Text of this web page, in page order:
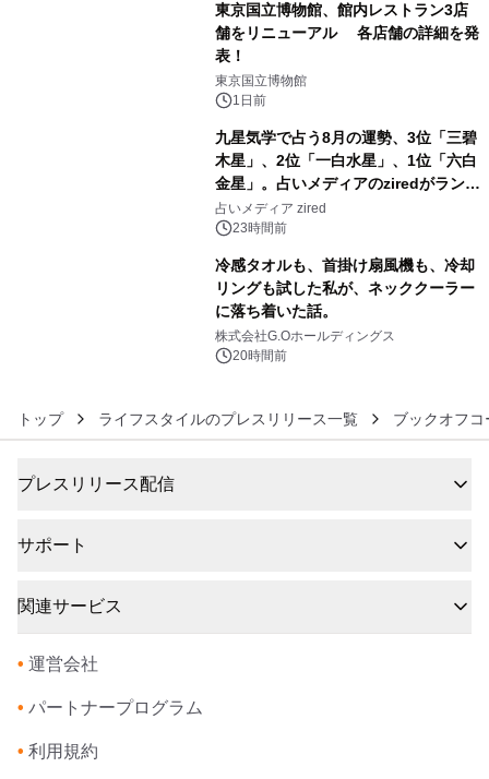
東京国立博物館、館内レストラン3店
舗をリニューアル 各店舗の詳細を発
表！
東京国立博物館
1日前
九星気学で占う8月の運勢、3位「三碧
木星」、2位「一白水星」、1位「六白
金星」。占いメディアのziredがランキ
ングを発表
占いメディア zired
23時間前
冷感タオルも、首掛け扇風機も、冷却
リングも試した私が、ネッククーラー
に落ち着いた話。
株式会社G.Oホールディングス
20時間前
トップ ライフスタイルのプレスリリース一覧 ブックオフ
プレスリリース配信
サポート
関連サービス
• 運営会社
• パートナープログラム
• 利用規約